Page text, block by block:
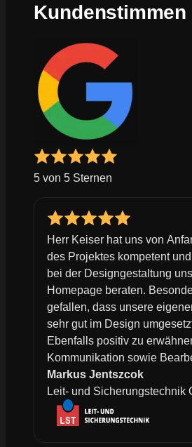
Kundenstimmen
5 von 5 Sternen
Herr Keiser hat uns von
des Projektes kompetent
bei der Designgestaltung
Homepage beraten.
gefallen, dass unsere
sehr gut im Design
Ebenfalls positiv zu
Kommunikation sowie
Markus Jentszcok
Leit- und Sicherungstechnik